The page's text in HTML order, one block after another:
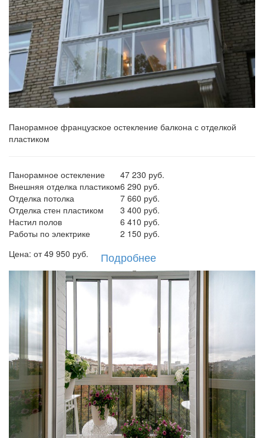
Панорамное французское остекление балкона с отделкой
пластиком
Панорамное остекление
47 230 руб.
Внешняя отделка пластиком6 290 руб.
Отделка потолка
7 660 руб.
Отделка стен пластиком
3 400 руб.
Настил полов
6 410 руб.
Работы по электрике
2 150 руб.
Цена: от49 950 руб. Подробнее